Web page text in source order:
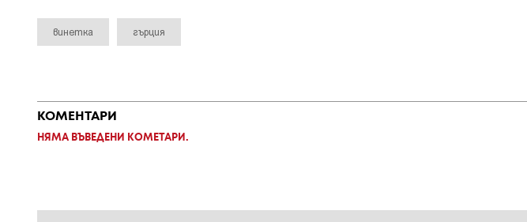
винетка гърция
КОМЕНТАРИ
НЯМА ВЪВЕДЕНИ КОМЕТАРИ.